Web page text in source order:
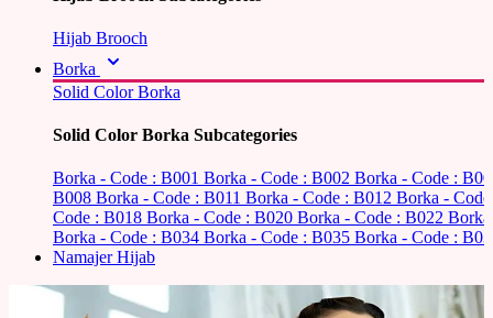
Hijab Brooch
Borka
Solid Color Borka
Solid Color Borka Subcategories
Borka - Code : B001 Borka - Code : B002 Borka - Code :
B008 Borka - Code : B011 Borka - Code : B012 Borka -
Code : B018 Borka - Code : B020 Borka - Code : B022
Borka - Code : B034 Borka - Code : B035 Borka - Code :
Namajer Hijab